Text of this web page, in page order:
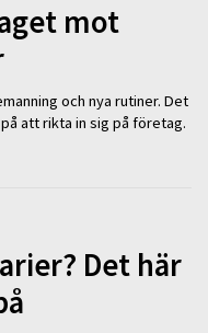
mot
och nya rutiner. Det
att rikta in sig på företag.
Det här